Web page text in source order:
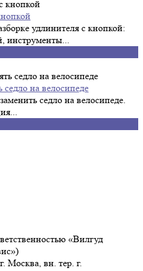
удлинителя с кнопкой:
инструменты...
седло на велосипеде
седло на велосипеде.
«Вилгуд
Москва, вн. тер. г.